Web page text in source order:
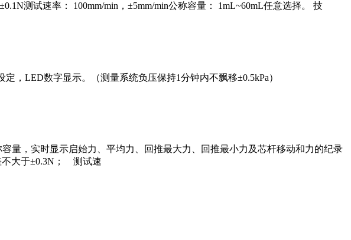
测试速率： 100mm/min，±5mm/min公称容量： 1mL~60mL任意选择。 技
，LED数字显示。（测量系统负压保持1分钟内不飘移±0.5kPa）
量，实时显示启始力、平均力、回推最大力、回推最小力及芯杆移动和力的纪录
不大于±0.3N； 测试速